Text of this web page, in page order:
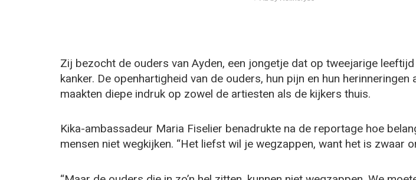
Zij bezocht de ouders van Ayden, een jongetje dat op tweejarige
kanker. De openhartigheid van de ouders, hun pijn en hun herinneringen
maakten diepe indruk op zowel de artiesten als de kijkers thuis.
Kika-ambassadeur Maria Fiselier benadrukte na de reportage hoe
mensen niet wegkijken. “Het liefst wil je wegzappen, want het is zwaar